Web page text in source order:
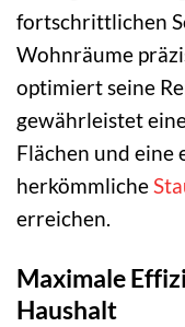
fortschrittlichen
Wohnräume
optimiert seine
gewährleistet
Flächen und eine
herkömmliche
erreichen.
Maximale
Haushalt